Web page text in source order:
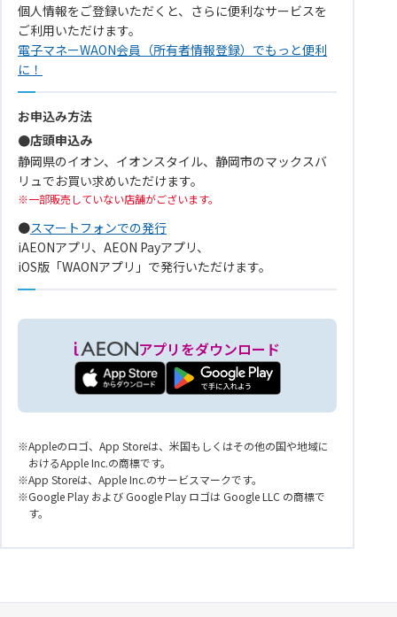
個人情報をご登録いただくと、さらに便利なサービスを
ご利用いただけます。
電子マネーWAON会員（所有者情報登録）でもっと便利
に！
お申込み方法
●店頭申込み
静岡県のイオン、イオンスタイル、静岡市のマックスバ
リュでお買い求めいただけます。
一部販売していない店舗がございます。
●スマートフォンでの発行
iAEONアプリ、AEON Payアプリ、
iOS版「WAONアプリ」で発行いただけます。
アプリをダウンロード
Appleのロゴ、App Storeは、米国もしくはその他の国や地域に
おけるApple Inc.の商標です。
App Storeは、Apple Inc.のサービスマークです。
Google Play および Google Play ロゴは Google LLC の商標で
す。